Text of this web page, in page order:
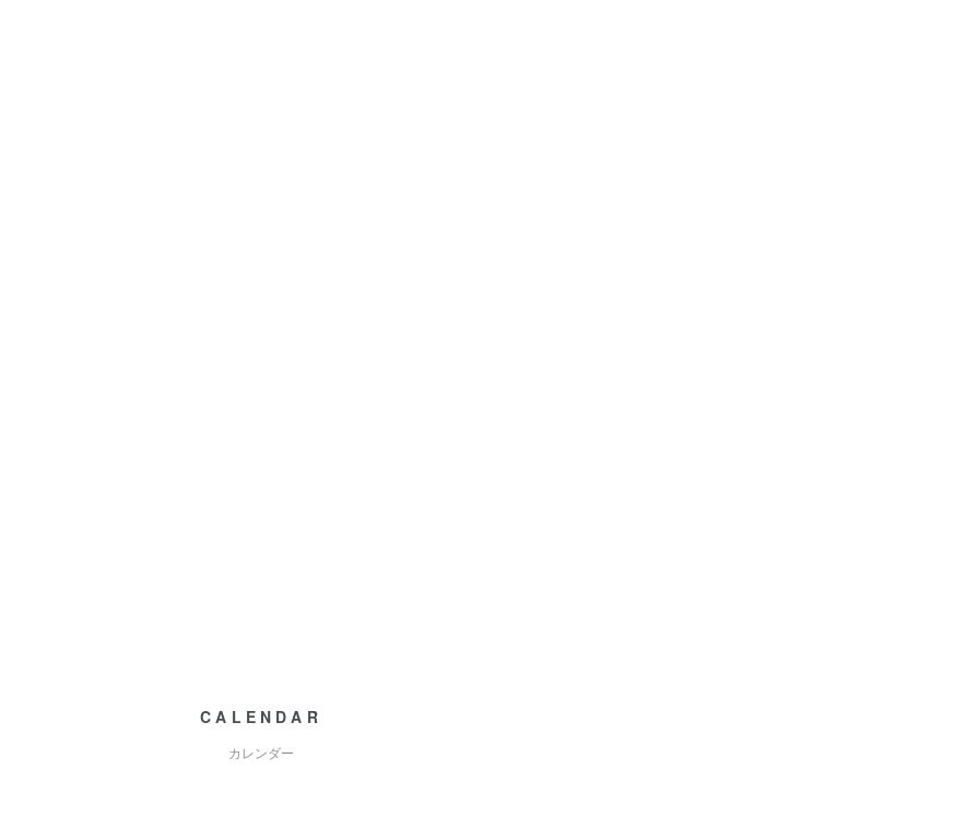
CALENDAR
カレンダー